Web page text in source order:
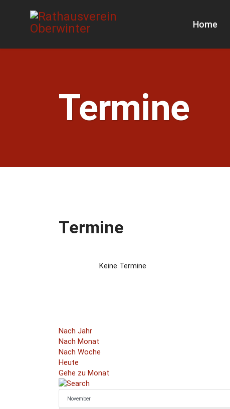
Home
Termine
Termine
Keine Termine
Nach Jahr
Nach Monat
Nach Woche
Heute
Gehe zu Monat